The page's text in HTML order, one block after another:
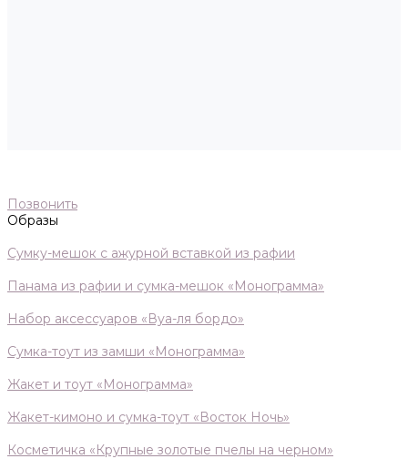
Позвонить
Образы
Сумку-мешок с ажурной вставкой из рафии
Панама из рафии и сумка-мешок «Монограмма»
Набор аксессуаров «Вуа-ля бордо»
Сумка-тоут из замши «Монограмма»
Жакет и тоут «Монограмма»
Жакет-кимоно и сумка-тоут «Восток Ночь»
Косметичка «Крупные золотые пчелы на черном»